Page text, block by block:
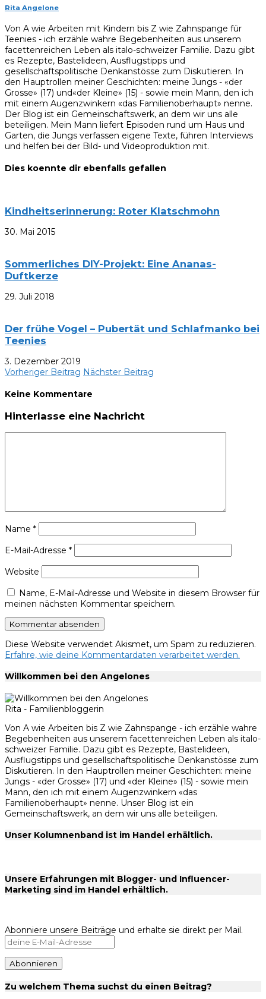
Rita Angelone
Von A wie Arbeiten mit Kindern bis Z wie Zahnspange für
Teenies - ich erzähle wahre Begebenheiten aus unserem
facettenreichen Leben als italo-schweizer Familie. Dazu gibt
es Rezepte, Bastelideen, Ausflugstipps und
gesellschaftspolitische Denkanstösse zum Diskutieren. In
den Hauptrollen meiner Geschichten: meine Jungs - «der
Grosse» (17) und«der Kleine» (15) - sowie mein Mann, den ich
mit einem Augenzwinkern «das Familienoberhaupt» nenne.
Der Blog ist ein Gemeinschaftswerk, an dem wir uns alle
beteiligen. Mein Mann liefert Episoden rund um Haus und
Garten, die Jungs verfassen eigene Texte, führen Interviews
und helfen bei der Bild- und Videoproduktion mit.
Dies koennte dir ebenfalls gefallen
Kindheitserinnerung: Roter Klatschmohn
30. Mai 2015
Sommerliches DIY-Projekt: Eine Ananas-
Duftkerze
29. Juli 2018
Der frühe Vogel – Pubertät und Schlafmanko bei
Teenies
3. Dezember 2019
Vorheriger Beitrag Nächster Beitrag
Keine Kommentare
Hinterlasse eine Nachricht
Name *
E-Mail-Adresse *
Website
Name, E-Mail-Adresse und Website in diesem Browser für
meinen nächsten Kommentar speichern.
Diese Website verwendet Akismet, um Spam zu reduzieren.
Erfahre, wie deine Kommentardaten verarbeitet werden.
Willkommen bei den Angelones
Rita - Familienbloggerin
Von A wie Arbeiten bis Z wie Zahnspange - ich erzähle wahre
Begebenheiten aus unserem facettenreichen Leben als italo-
schweizer Familie. Dazu gibt es Rezepte, Bastelideen,
Ausflugstipps und gesellschaftspolitische Denkanstösse zum
Diskutieren. In den Hauptrollen meiner Geschichten: meine
Jungs - «der Grosse» (17) und «der Kleine» (15) - sowie mein
Mann, den ich mit einem Augenzwinkern «das
Familienoberhaupt» nenne. Unser Blog ist ein
Gemeinschaftswerk, an dem wir uns alle beteiligen.
Unser Kolumnenband ist im Handel erhältlich.
Unsere Erfahrungen mit Blogger- und Influencer-
Marketing sind im Handel erhältlich.
Abonniere unsere Beiträge und erhalte sie direkt per Mail.
Zu welchem Thema suchst du einen Beitrag?